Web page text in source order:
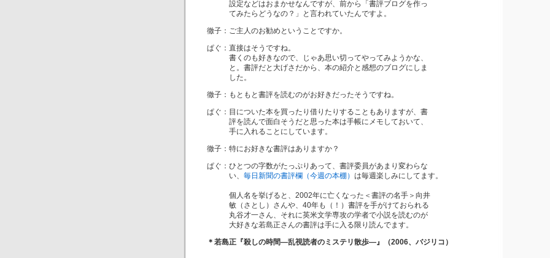
設定などはおまかせなんですが、前から「書評ブログを作っ
てみたらどうなの？」と言われていたんですよ。
徹子：ご主人のお勧めということですか。
ぱぐ：直接はそうですね。
書くのも好きなので、じゃあ思い切ってやってみようかな、
と。書評だと大げさだから、本の紹介と感想のブログにしま
した。
徹子：もともと書評を読むのがお好きだったそうですね。
ぱぐ：目についた本を買ったり借りたりすることもありますが、書
評を読んで面白そうだと思った本は手帳にメモしておいて、
手に入れることにしています。
徹子：特にお好きな書評はありますか？
ぱぐ：ひとつの字数がたっぷりあって、書評委員があまり変わらな
い、 毎日新聞の書評欄（今週の本棚） は毎週楽しみにしてます。
個人名を挙げると、2002年に亡くなった＜書評の名手＞向井
敏（さとし）さんや、40年も（！）書評を手がけておられる
丸谷才一さん、それに英米文学専攻の学者で小説を読むのが
大好きな若島正さんの書評は手に入る限り読んでます。
＊若島正『殺しの時間―乱視読者のミステリ散歩―』（2006、バジリコ）